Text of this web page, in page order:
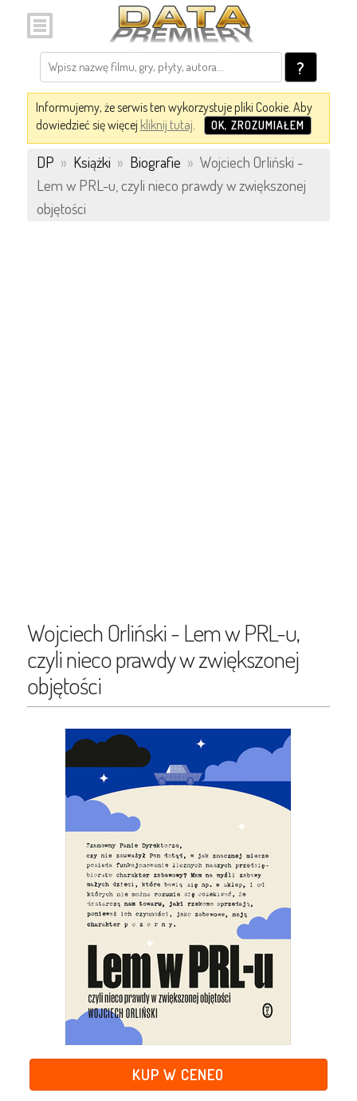
?
Informujemy, że serwis ten wykorzystuje pliki Cookie. Aby
dowiedzieć się więcej kliknij tutaj. OK, ZROZUMIAŁEM
DP » Książki » Biografie » Wojciech Orliński -
Lem w PRL-u, czyli nieco prawdy w zwiększonej
objętości
Wojciech Orliński - Lem w PRL-u,
czyli nieco prawdy w zwiększonej
objętości
KUP W CENEO